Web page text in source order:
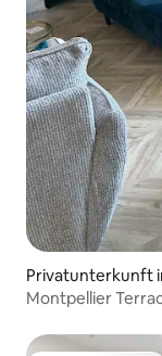
Privatunterkunft
Montpellier